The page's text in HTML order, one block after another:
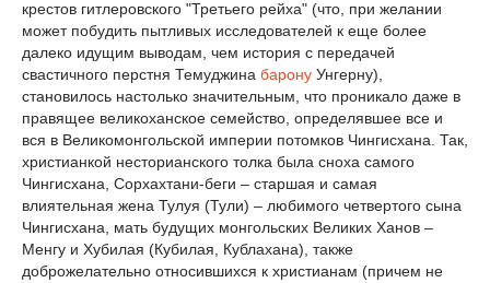
крестов гитлеровского "Третьего рейха" (что, при желании
может побудить пытливых исследователей к еще более
далеко идущим выводам, чем история с передачей
свастичного перстня Темуджина барону Унгерну),
становилось настолько значительным, что проникало даже в
правящее великоханское семейство, определявшее все и
вся в Великомонгольской империи потомков Чингисхана. Так,
христианкой несторианского толка была сноха самого
Чингисхана, Сорхахтани-беги – старшая и самая
влиятельная жена Тулуя (Тули) – любимого четвертого сына
Чингисхана, мать будущих монгольских Великих Ханов –
Менгу и Хубилая (Кубилая, Кублахана), также
доброжелательно относившихся к христианам (причем не